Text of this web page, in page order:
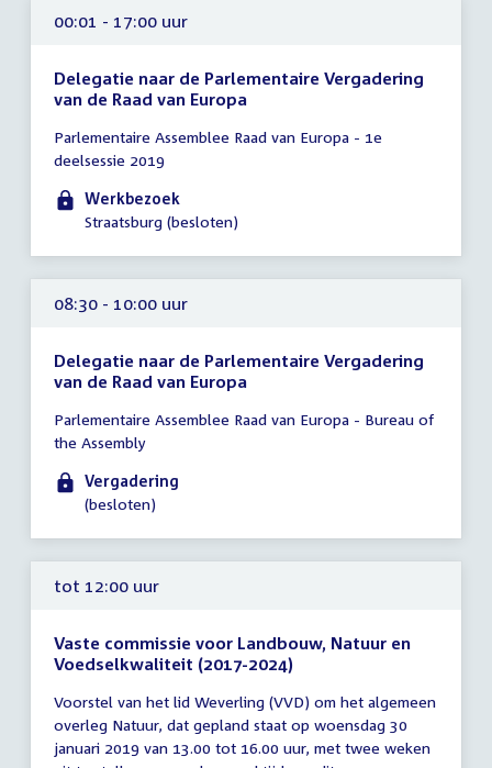
00:01 - 17:00 uur
Delegatie naar de Parlementaire Vergadering
van de Raad van Europa
vergadering
00:01
17:00
Parlementaire Assemblee Raad van Europa - 1e
deelsessie 2019
Werkbezoek
Straatsburg (besloten)
08:30 - 10:00 uur
Delegatie naar de Parlementaire Vergadering
van de Raad van Europa
vergadering
08:30
10:00
Parlementaire Assemblee Raad van Europa - Bureau of
the Assembly
Vergadering
(besloten)
tot 12:00 uur
Vaste commissie voor Landbouw, Natuur en
Voedselkwaliteit (2017-2024)
vergadering
tot
12:00
Voorstel van het lid Weverling (VVD) om het algemeen
overleg Natuur, dat gepland staat op woensdag 30
januari 2019 van 13.00 tot 16.00 uur, met twee weken